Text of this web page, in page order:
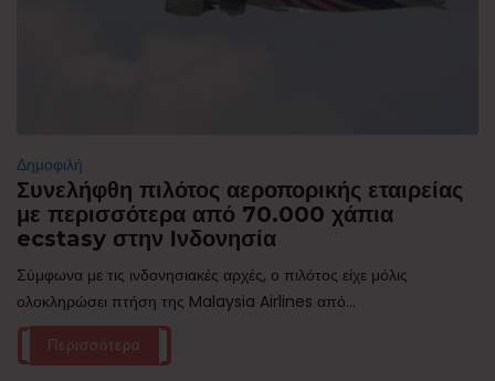
Δημοφιλή
Συνελήφθη πιλότος αεροπορικής εταιρείας
με περισσότερα από 70.000 χάπια
ecstasy στην Ινδονησία
Σύμφωνα με τις ινδονησιακές αρχές, ο πιλότος είχε μόλις
ολοκληρώσει πτήση της Malaysia Airlines από...
Περισσότερα